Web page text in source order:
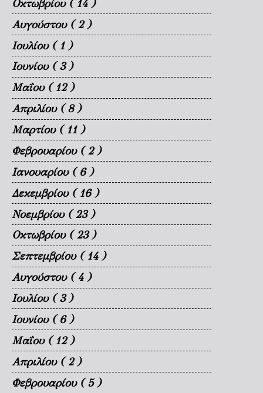
Οκτωβρίου ( 14 )
Αυγούστου ( 2 )
Ιουλίου ( 1 )
Ιουνίου ( 3 )
Μαΐου ( 12 )
Απριλίου ( 8 )
Μαρτίου ( 11 )
Φεβρουαρίου ( 2 )
Ιανουαρίου ( 6 )
Δεκεμβρίου ( 16 )
Νοεμβρίου ( 23 )
Οκτωβρίου ( 23 )
Σεπτεμβρίου ( 14 )
Αυγούστου ( 4 )
Ιουλίου ( 3 )
Ιουνίου ( 6 )
Μαΐου ( 12 )
Απριλίου ( 2 )
Φεβρουαρίου ( 5 )